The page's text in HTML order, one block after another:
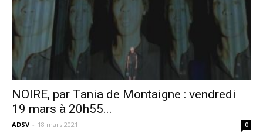
sans-
voix
NOIRE, par Tania de Montaigne : vendredi
19 mars à 20h55...
ADSV - 18 mars 2021 0